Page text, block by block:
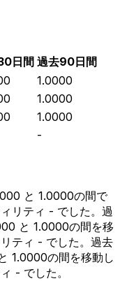
日間 過去90日間
1.0000
1.0000
1.0000
-
と 1.0000の間で
リティ - でした。過
と 1.0000の間を移
ティ - でした。過去
1.0000の間を移動し
- でした。